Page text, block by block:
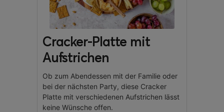
Cracker-Platte mit
Aufstrichen
Ob zum Abendessen mit der Familie oder
bei der nächsten Party, diese Cracker
Platte mit verschiedenen Aufstrichen lässt
keine Wünsche offen.